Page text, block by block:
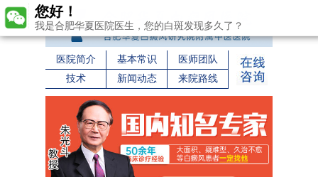
医院简介 基本常识
医师团队
技术
新闻动态 来院路线
您好！
我是合肥华夏医院医生，您的白斑发现多久了？